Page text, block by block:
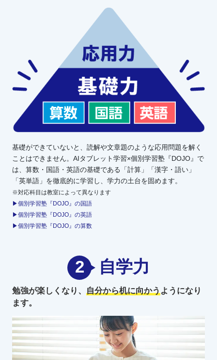
基礎ができていないと、読解や文章題のような応用問題を解く
ことはできません。AIタブレット学習×個別学習塾『DOJO』で
は、算数・国語・英語の基礎である「計算」「漢字・語い」
「英単語」を徹底的に学習し、学力の土台を固めます。
※対応科目は教室によって異なります
▶個別学習塾『DOJO』の国語
▶個別学習塾『DOJO』の英語
▶個別学習塾『DOJO』の算数
2 自学力
勉強が楽しくなり、 自分から机に向かうようになり
ます。